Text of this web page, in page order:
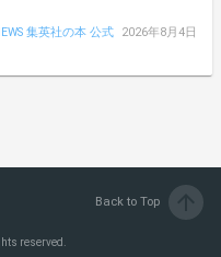
集英社の本 公式
2026年8月4日
Back to Top
reserved.